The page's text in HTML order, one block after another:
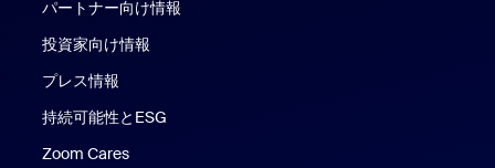
パートナー向け情報
投資家向け情報
プレス情報
持続可能性とESG
Zoom Cares